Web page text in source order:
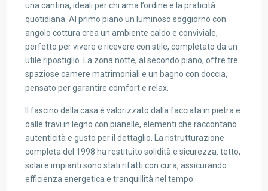
una cantina, ideali per chi ama l’ordine e la praticità
quotidiana. Al primo piano un luminoso soggiorno con
angolo cottura crea un ambiente caldo e conviviale,
perfetto per vivere e ricevere con stile, completato da un
utile ripostiglio. La zona notte, al secondo piano, offre tre
spaziose camere matrimoniali e un bagno con doccia,
pensato per garantire comfort e relax.
Il fascino della casa è valorizzato dalla facciata in pietra e
dalle travi in legno con pianelle, elementi che raccontano
autenticità e gusto per il dettaglio. La ristrutturazione
completa del 1998 ha restituito solidità e sicurezza: tetto,
solai e impianti sono stati rifatti con cura, assicurando
efficienza energetica e tranquillità nel tempo.